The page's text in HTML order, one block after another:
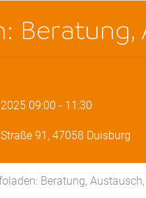
Beratung,
09:00 - 11:30
91, 47058 Duisburg
Beratung,